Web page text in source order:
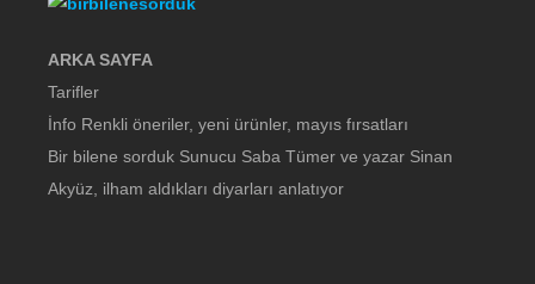
ARKA SAYFA
Tarifler
İnfo Renkli öneriler, yeni ürünler, mayıs fırsatları
Bir bilene sorduk Sunucu Saba Tümer ve yazar Sinan
Akyüz, ilham aldıkları diyarları anlatıyor